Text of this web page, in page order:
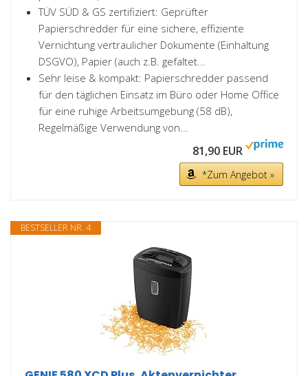
TÜV SÜD & GS zertifiziert: Geprüfter
Papierschredder für eine sichere, effiziente
Vernichtung vertraulicher Dokumente (Einhaltung
DSGVO), Papier (auch z.B. gefaltet...
Sehr leise & kompakt: Papierschredder passend
für den täglichen Einsatz im Büro oder Home Office
für eine ruhige Arbeitsumgebung (58 dB),
Regelmäßige Verwendung von...
81,90 EUR
*Zum Angebot »
BESTSELLER NR. 4